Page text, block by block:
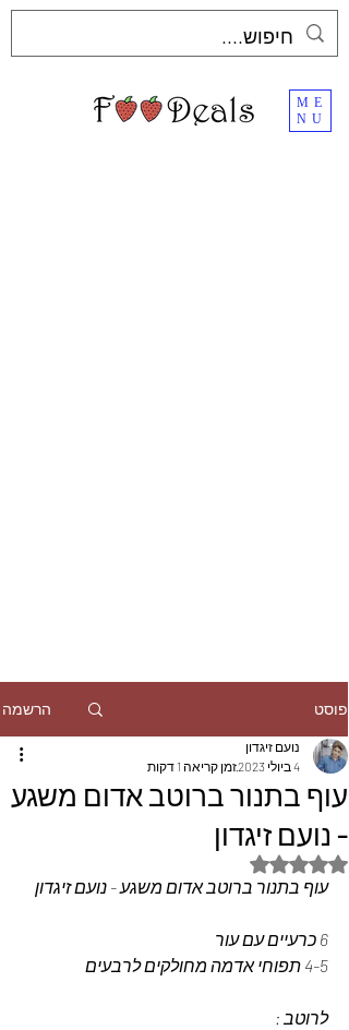
ME
NU
פוסט הרשמה
עוף בתנור ברוטב אדום משגע
- נועם זיגדון
נועם זיגדון
4 ביולי 2023
זמן קריאה 1 דקות
דירוג של NaN מתוך 5 כוכבים
עוף בתנור ברוטב אדום משגע - נועם זיגדון
6 כרעיים עם עור
4-5 תפוחי אדמה מחולקים לרבעים
לרוטב :